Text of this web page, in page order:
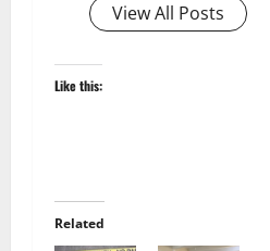
View All Posts
Like this:
Related